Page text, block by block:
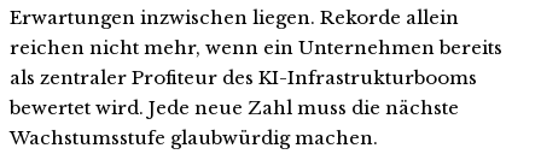
Erwartungen inzwischen liegen. Rekorde allein
reichen nicht mehr, wenn ein Unternehmen bereits
als zentraler Profiteur des KI-Infrastrukturbooms
bewertet wird. Jede neue Zahl muss die nächste
Wachstumsstufe glaubwürdig machen.